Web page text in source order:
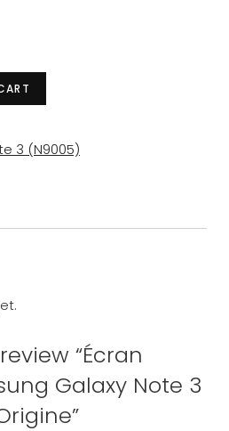
3 (N9005)
“Écran
Galaxy Note 3